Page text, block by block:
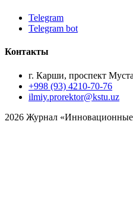
Telegram
Telegram bot
Контакты
г. Карши, проспект
+998 (93) 4210-70-76
ilmiy.prorektor@kstu.uz
2026 Журнал «Инновационные